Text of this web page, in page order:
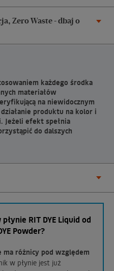
Zero Waste - dbaj o
każdego środka
materiałów
na niewidocznym
produktu na kolor i
Jeżeli efekt spełnia
do dalszych
RIT DYE Liquid od
Powder?
różnicy pod względem
w płynie jest już